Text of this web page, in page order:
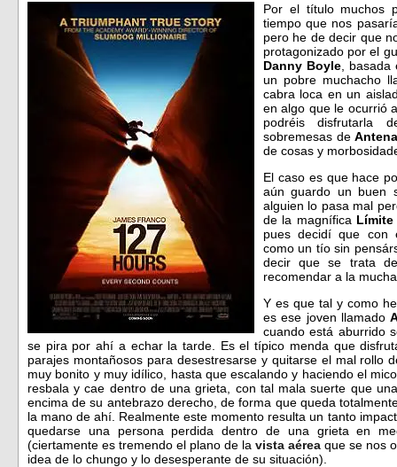
Por el título muchos
tiempo que nos
pero he de decir que
protagonizado por el
Danny Boyle ,
un pobre muchacho
cabra loca en un
en algo que le ocurrió
podréis disfrutarla
sobremesas de
de cosas y
El caso es que hace
aún guardo un buen
alguien lo pasa mal
de la magnífica Límite
pues decidí que con
como un tío sin
decir que se trata
recomendar a la
Y es que tal y como
es ese joven llamado
cuando está aburrido
se pira por ahí a echar la tarde. Es el típico menda que
parajes montañosos para desestresarse y quitarse el mal rollo
muy bonito y muy idílico, hasta que escalando y haciendo el
resbala y cae dentro de una grieta, con tal mala suerte que
encima de su antebrazo derecho, de forma que queda
la mano de ahí. Realmente este momento resulta un tanto
quedarse una persona perdida dentro de una grieta en
(ciertamente es tremendo el plano de la vista aérea que se nos
idea de lo chungo y lo desesperante de su situación).